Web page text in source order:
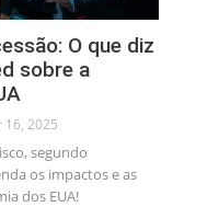
O que diz
sobre a
16, 2025
segundo
os impactos e as
dos EUA!